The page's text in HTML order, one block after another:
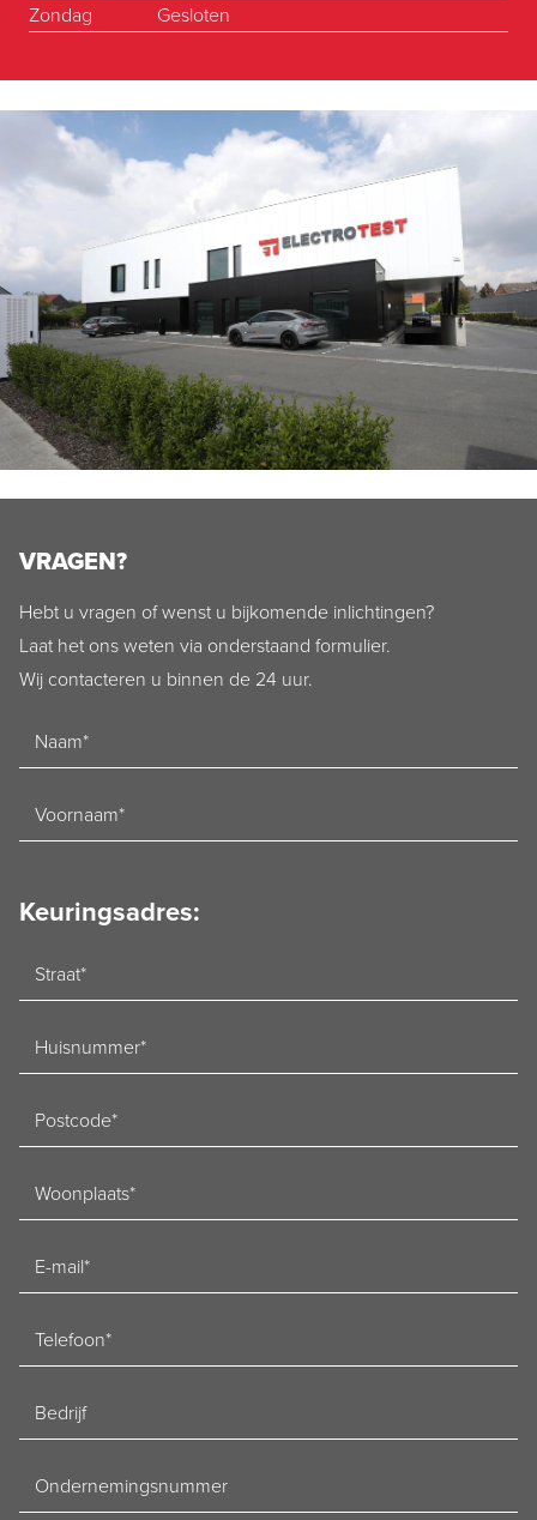
Zondag
Gesloten
VRAGEN?
Hebt u vragen of wenst u bijkomende inlichtingen?
Laat het ons weten via onderstaand formulier.
Wij contacteren u binnen de 24 uur.
Naam
Voornaam
Keuringsadres:
Straat
Huisnummer
Postcode
Woonplaats
mailadres
Telefoon
Bedrijf
Ondernemingsnummer